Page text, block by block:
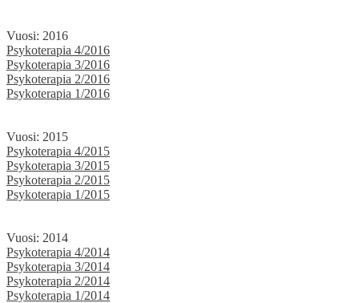
Vuosi: 2016
Psykoterapia 4/2016
Psykoterapia 3/2016
Psykoterapia 2/2016
Psykoterapia 1/2016
Vuosi: 2015
Psykoterapia 4/2015
Psykoterapia 3/2015
Psykoterapia 2/2015
Psykoterapia 1/2015
Vuosi: 2014
Psykoterapia 4/2014
Psykoterapia 3/2014
Psykoterapia 2/2014
Psykoterapia 1/2014